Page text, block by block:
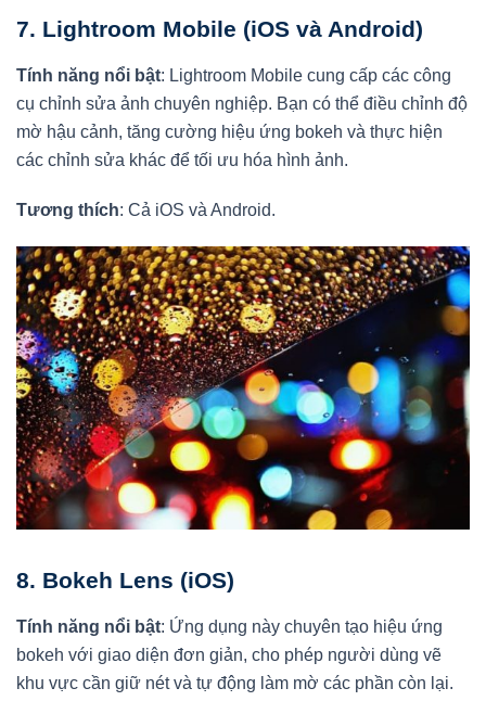
7. Lightroom Mobile (iOS và Android)
Tính năng nổi bật: Lightroom Mobile cung cấp các công
cụ chỉnh sửa ảnh chuyên nghiệp. Bạn có thể điều chỉnh độ
mờ hậu cảnh, tăng cường hiệu ứng bokeh và thực hiện
các chỉnh sửa khác để tối ưu hóa hình ảnh.
Tương thích: Cả iOS và Android.
8. Bokeh Lens (iOS)
Tính năng nổi bật: Ứng dụng này chuyên tạo hiệu ứng
bokeh với giao diện đơn giản, cho phép người dùng vẽ
khu vực cần giữ nét và tự động làm mờ các phần còn lại.